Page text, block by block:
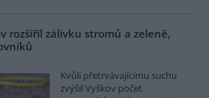
rozšířil zálivku stromů a zeleně,
Kvůli přetrvávajícímu suchu
zvýšil Vyškov počet